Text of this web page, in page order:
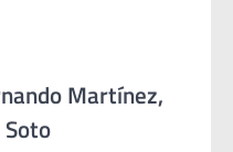
Martínez,